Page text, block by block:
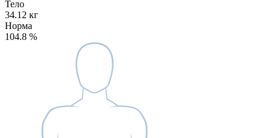
Тело
34.12 кг
Норма
104.8 %